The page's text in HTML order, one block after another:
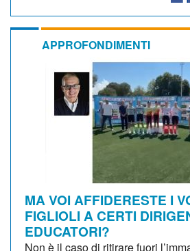
APPROFONDIMENTI
MA VOI AFFIDERESTE I
FIGLIOLI A CERTI
EDUCATORI?
Non è il caso di ritirare fuori